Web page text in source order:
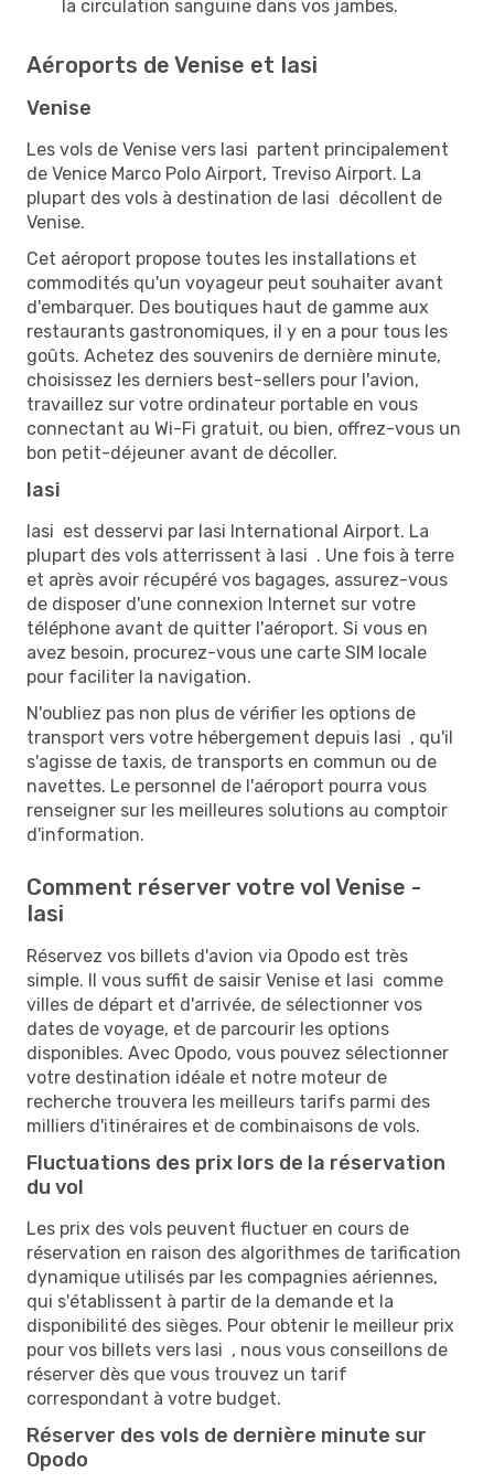
la circulation sanguine dans vos jambes.
Aéroports de Venise et Iasi
Venise
Les vols de Venise vers Iasi partent principalement
de Venice Marco Polo Airport, Treviso Airport. La
plupart des vols à destination de Iasi décollent de
Venise.
Cet aéroport propose toutes les installations et
commodités qu'un voyageur peut souhaiter avant
d'embarquer. Des boutiques haut de gamme aux
restaurants gastronomiques, il y en a pour tous les
goûts. Achetez des souvenirs de dernière minute,
choisissez les derniers best-sellers pour l'avion,
travaillez sur votre ordinateur portable en vous
connectant au Wi-Fi gratuit, ou bien, offrez-vous un
bon petit-déjeuner avant de décoller.
Iasi
Iasi est desservi par Iasi International Airport. La
plupart des vols atterrissent à Iasi . Une fois à terre
et après avoir récupéré vos bagages, assurez-vous
de disposer d'une connexion Internet sur votre
téléphone avant de quitter l'aéroport. Si vous en
avez besoin, procurez-vous une carte SIM locale
pour faciliter la navigation.
N'oubliez pas non plus de vérifier les options de
transport vers votre hébergement depuis Iasi , qu'il
s'agisse de taxis, de transports en commun ou de
navettes. Le personnel de l'aéroport pourra vous
renseigner sur les meilleures solutions au comptoir
d'information.
Comment réserver votre vol Venise -
Iasi
Réservez vos billets d'avion via Opodo est très
simple. Il vous suffit de saisir Venise et Iasi comme
villes de départ et d'arrivée, de sélectionner vos
dates de voyage, et de parcourir les options
disponibles. Avec Opodo, vous pouvez sélectionner
votre destination idéale et notre moteur de
recherche trouvera les meilleurs tarifs parmi des
milliers d'itinéraires et de combinaisons de vols.
Fluctuations des prix lors de la réservation
du vol
Les prix des vols peuvent fluctuer en cours de
réservation en raison des algorithmes de tarification
dynamique utilisés par les compagnies aériennes,
qui s'établissent à partir de la demande et la
disponibilité des sièges. Pour obtenir le meilleur prix
pour vos billets vers Iasi , nous vous conseillons de
réserver dès que vous trouvez un tarif
correspondant à votre budget.
Réserver des vols de dernière minute sur
Opodo